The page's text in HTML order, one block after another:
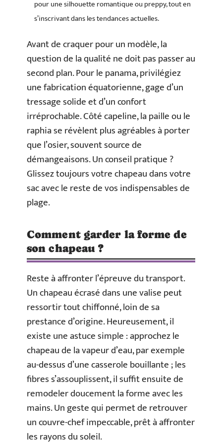
pour une silhouette romantique ou preppy, tout en
s’inscrivant dans les tendances actuelles.
Avant de craquer pour un modèle, la
question de la qualité ne doit pas passer au
second plan. Pour le panama, privilégiez
une fabrication équatorienne, gage d’un
tressage solide et d’un confort
irréprochable. Côté capeline, la paille ou le
raphia se révèlent plus agréables à porter
que l’osier, souvent source de
démangeaisons. Un conseil pratique ?
Glissez toujours votre chapeau dans votre
sac avec le reste de vos indispensables de
plage.
Comment garder la forme de
son chapeau ?
Reste à affronter l’épreuve du transport.
Un chapeau écrasé dans une valise peut
ressortir tout chiffonné, loin de sa
prestance d’origine. Heureusement, il
existe une astuce simple : approchez le
chapeau de la vapeur d’eau, par exemple
au-dessus d’une casserole bouillante ; les
fibres s’assouplissent, il suffit ensuite de
remodeler doucement la forme avec les
mains. Un geste qui permet de retrouver
un couvre-chef impeccable, prêt à affronter
les rayons du soleil.